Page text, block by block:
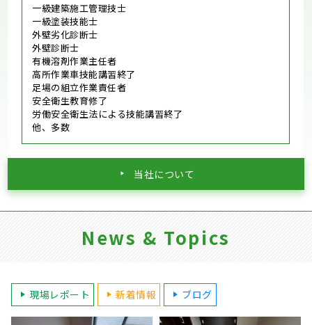
一級建築施工管理技士
一級塗装技能士
外壁劣化診断士
外壁診断士
有機溶剤作業主任者
高所作業車技能講習終了
足場の組立作業責任者
安全衛生教育修了
労働安全衛生法による技能講習終了
他、多数
当社について
News & Topics
現場レポート 新着情報 ブログ